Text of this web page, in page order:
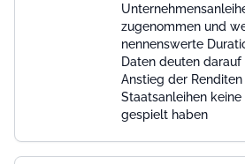
zugenommen und
nennenswerte
Daten deuten darauf
Anstieg der
Staatsanleihen
gespielt haben